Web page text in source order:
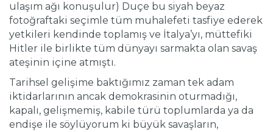
ulaşım ağı konuşulur) Duçe bu siyah beyaz
fotoğraftaki seçimle tüm muhalefeti tasfiye ederek
yetkileri kendinde toplamış ve İtalya’yı, müttefiki
Hitler ile birlikte tüm dünyayı sarmakta olan savaş
ateşinin içine atmıştı.
Tarihsel gelişime baktığımız zaman tek adam
iktidarlarının ancak demokrasinin oturmadığı,
kapalı, gelişmemiş, kabile türü toplumlarda ya da
endişe ile söylüyorum ki büyük savaşların,